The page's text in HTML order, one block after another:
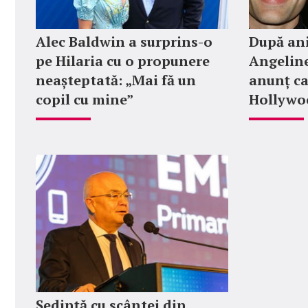
Alec Baldwin a surprins-o
pe Hilaria cu o propunere
neașteptată: „Mai fă un
copil cu mine”
După
anunț